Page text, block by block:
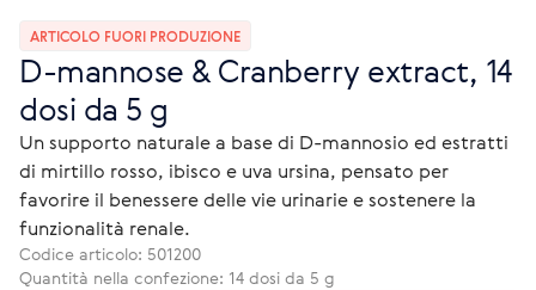
ARTICOLO FUORI PRODUZIONE
D-mannose & Cranberry extract, 14
dosi da 5 g
Un supporto naturale a base di D-mannosio ed estratti
di mirtillo rosso, ibisco e uva ursina, pensato per
favorire il benessere delle vie urinarie e sostenere la
funzionalità renale.
Codice articolo: 501200
Quantità nella confezione: 14 dosi da 5 g